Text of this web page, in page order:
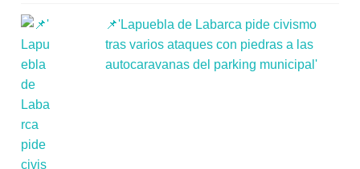
📌'Lapuebla de Labarca pide civismo
tras varios ataques con piedras a las
autocaravanas del parking municipal'